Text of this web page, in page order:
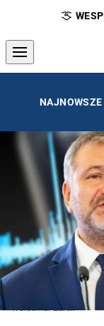
NAJNOWSZE
Waldemar Żurek